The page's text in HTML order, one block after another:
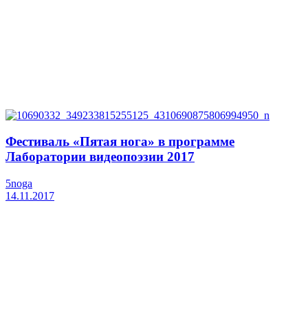
Фестиваль «Пятая нога» в программе
Лаборатории видеопоэзии 2017
5noga
14.11.2017